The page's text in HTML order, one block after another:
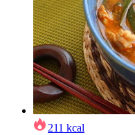
211 kcal